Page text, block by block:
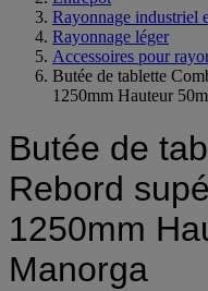
Rayonnage industriel
Rayonnage léger
Accessoires pour
Butée de tablette
1250mm Hauteur
Butée de
Rebord
1250mm
Manorga